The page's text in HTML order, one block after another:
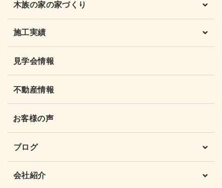
木族の家の家づくり
施工実績
見学会情報
不動産情報
お客様の声
ブログ
会社紹介